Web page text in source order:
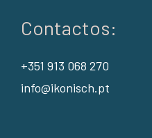
Contactos:
+351 913 068 270
info@ikonisch.pt